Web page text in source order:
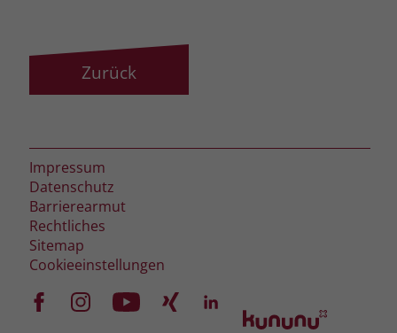
Zurück
Impressum
Datenschutz
Barrierearmut
Rechtliches
Sitemap
Cookieeinstellungen